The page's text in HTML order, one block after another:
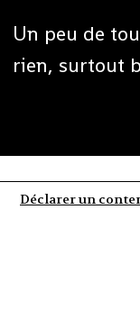
Un peu de
rien, surtout
Déclarer un